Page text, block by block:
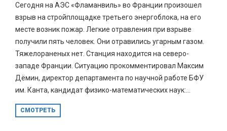
Сегодня на АЭС «Фламанвиль» во Франции произошел
взрыв на стройплощадке третьего энергоблока, на его
месте возник пожар. Легкие отравления при взрыве
получили пять человек. Они отравились угарным газом.
Тяжелораненых нет. Станция находится на северо-
западе Франции. Ситуацию прокомментировал Максим
Дёмин, директор департамента по научной работе БФУ
им. Канта, кандидат физико-математических наук:...
СМОТРЕТЬ